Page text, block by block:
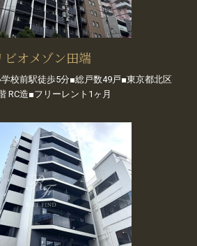
ビオメゾン田端
校前駅徒歩5分■総戸数49戸■東京都北区
RC造■フリーレント1ヶ月